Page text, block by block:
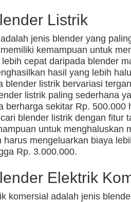
Listrik
jenis blender yang
kemampuan untuk
lebih cepat daripada blender
hasil yang lebih
blender listrik bervariasi
listrik paling sederhana
berharga sekitar Rp. 500.000
blender listrik dengan fitur
untuk menghaluskan
harus mengeluarkan biaya
Rp. 3.000.000.
Elektrik
komersial adalah jenis